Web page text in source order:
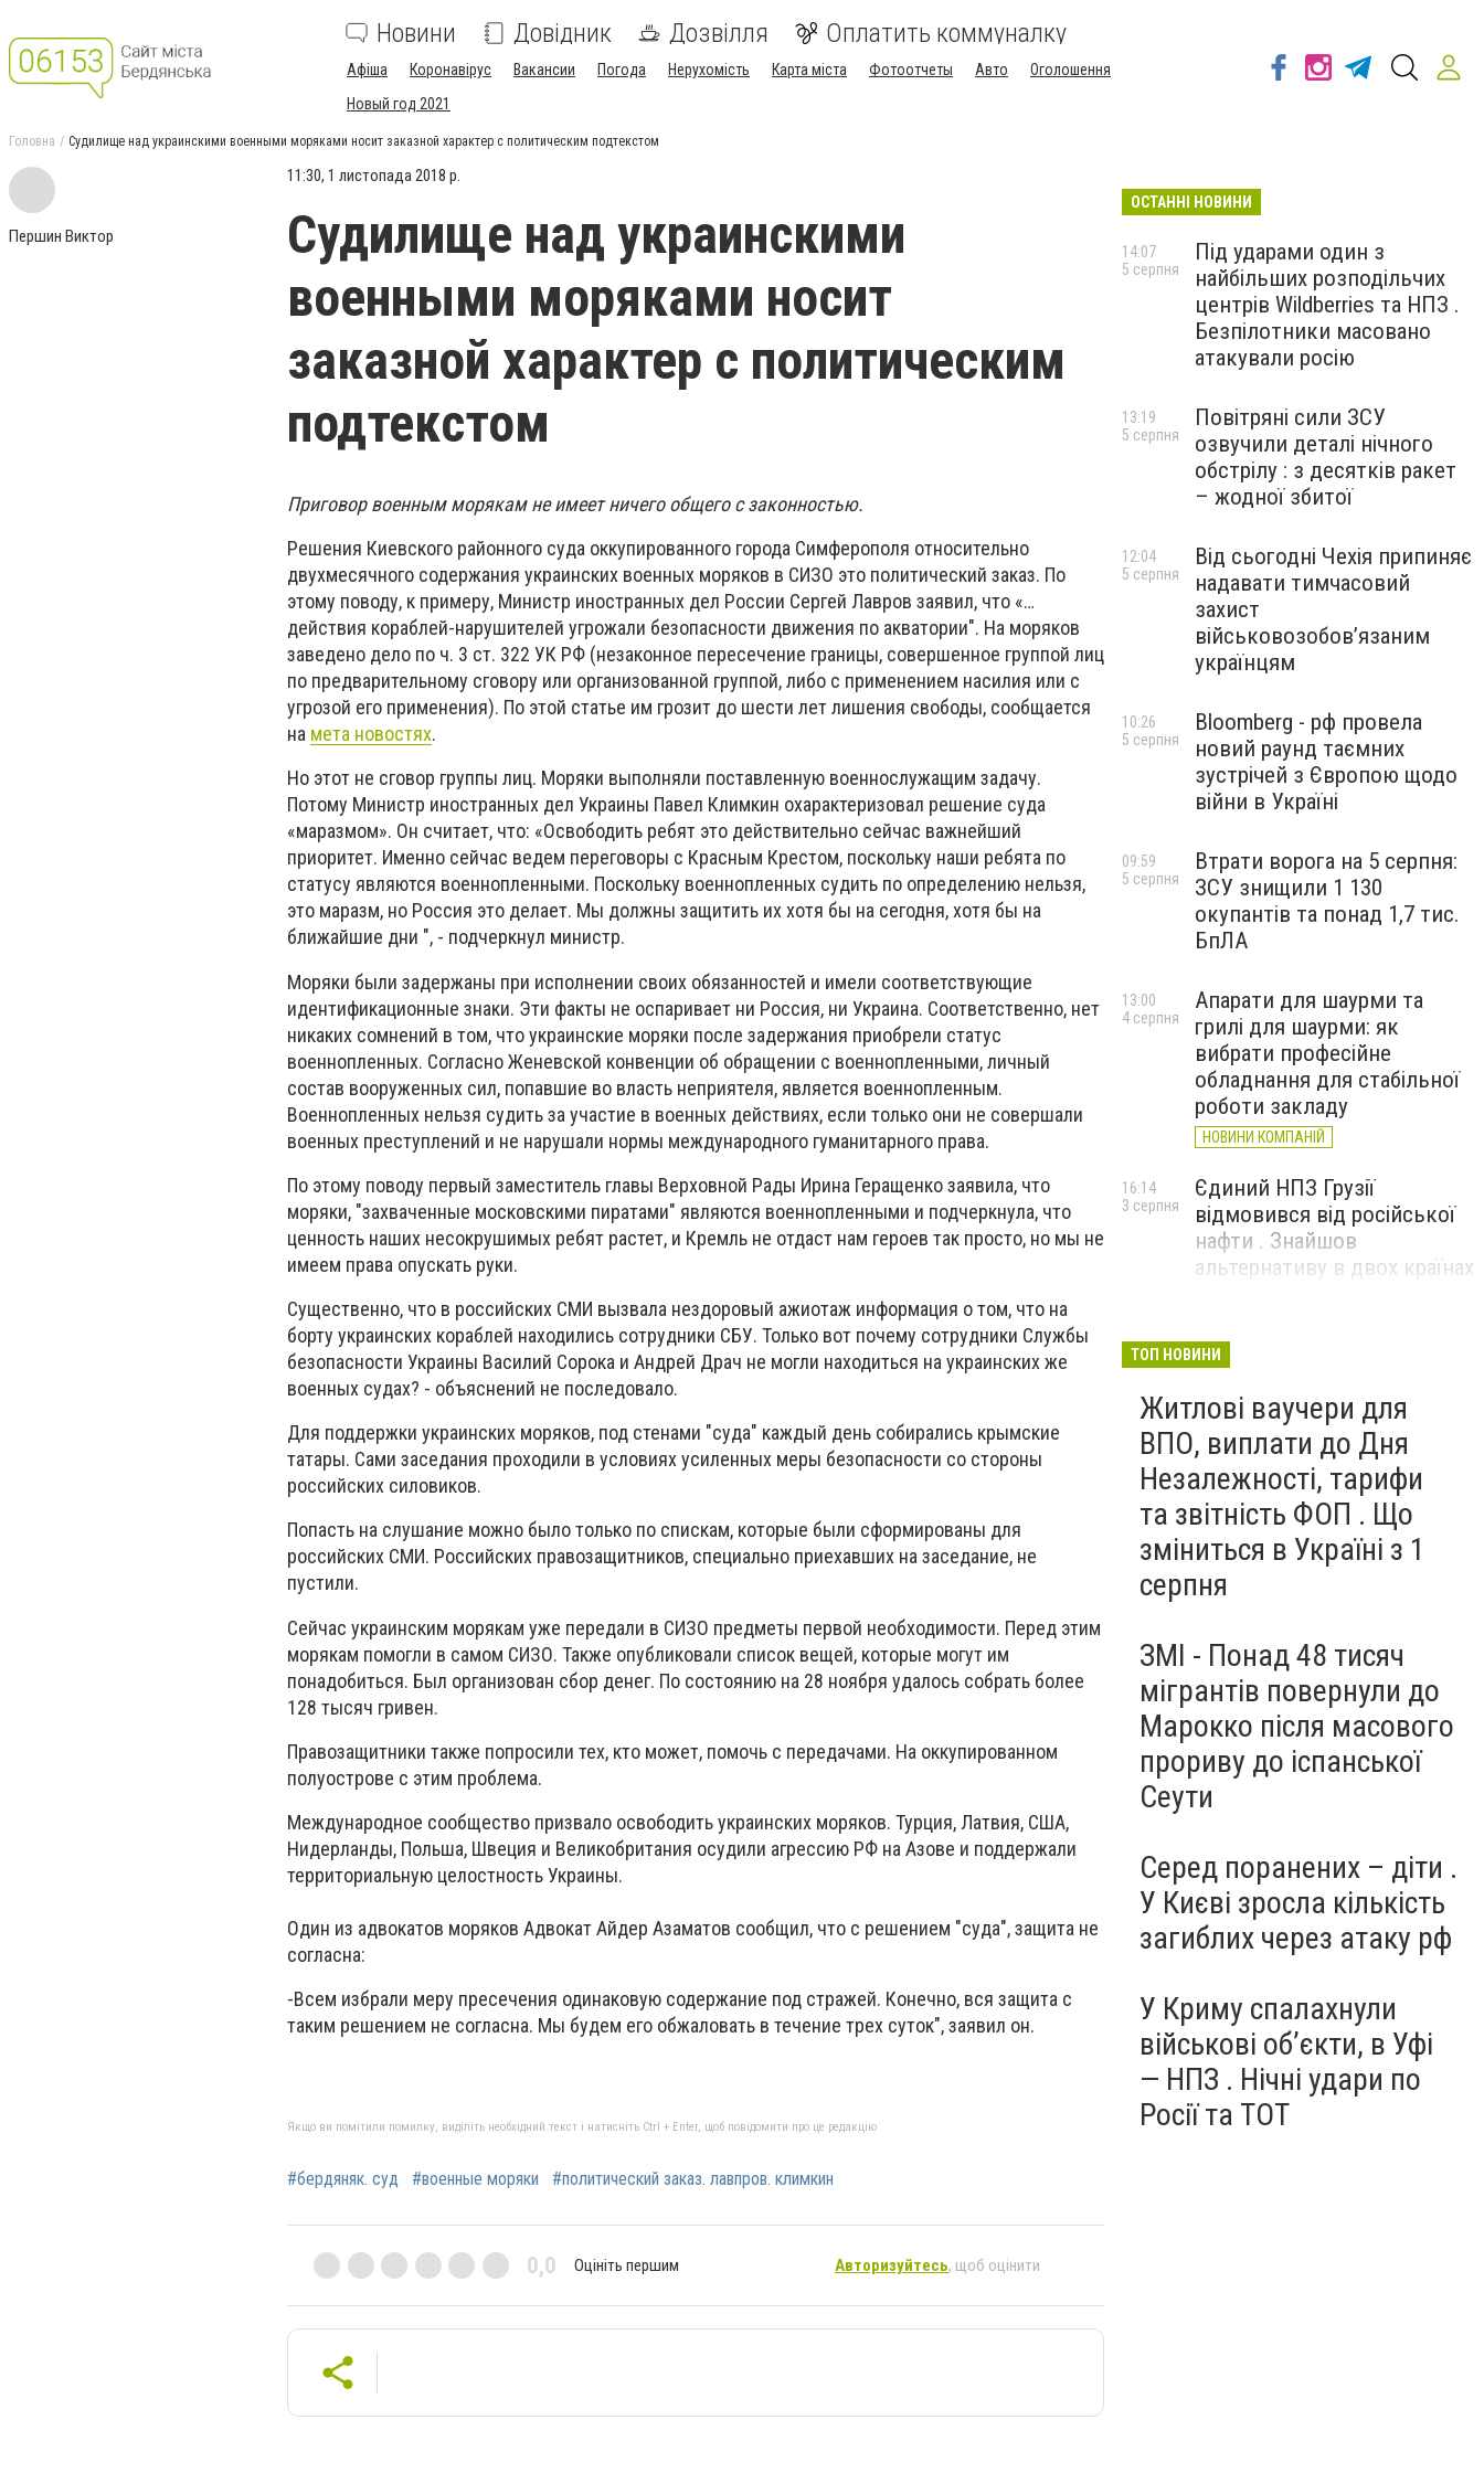
Новини Довідник Дозвілля Оплатить коммуналку
Афіша Коронавірус Вакансии Погода Нерухомість Карта міста Фотоотчеты Авто
Оголошення
Новый год 2021
Головна Судилище над украинскими военными моряками носит заказной характер с политическим подтекстом
Першин Виктор
11:30, 1 листопада 2018 р.
Судилище над украинскими
военными моряками носит
заказной характер с политическим
подтекстом
Приговор военным морякам не имеет ничего общего с законностью.
Решения Киевского районного суда оккупированного города Симферополя относительно
двухмесячного содержания украинских военных моряков в СИЗО это политический заказ. По
этому поводу, к примеру, Министр иностранных дел России Сергей Лавров заявил, что «…
действия кораблей-нарушителей угрожали безопасности движения по акватории". На моряков
заведено дело по ч. 3 ст. 322 УК РФ (незаконное пересечение границы, совершенное группой лиц
по предварительному сговору или организованной группой, либо с применением насилия или с
угрозой его применения). По этой статье им грозит до шести лет лишения свободы, сообщается
на мета новостях.
Но этот не сговор группы лиц. Моряки выполняли поставленную военнослужащим задачу.
Потому Министр иностранных дел Украины Павел Климкин охарактеризовал решение суда
«маразмом». Он считает, что: «Освободить ребят это действительно сейчас важнейший
приоритет. Именно сейчас ведем переговоры с Красным Крестом, поскольку наши ребята по
статусу являются военнопленными. Поскольку военнопленных судить по определению нельзя,
это маразм, но Россия это делает. Мы должны защитить их хотя бы на сегодня, хотя бы на
ближайшие дни ", - подчеркнул министр.
Моряки были задержаны при исполнении своих обязанностей и имели соответствующие
идентификационные знаки. Эти факты не оспаривает ни Россия, ни Украина. Соответственно, нет
никаких сомнений в том, что украинские моряки после задержания приобрели статус
военнопленных. Согласно Женевской конвенции об обращении с военнопленными, личный
состав вооруженных сил, попавшие во власть неприятеля, является военнопленным.
Военнопленных нельзя судить за участие в военных действиях, если только они не совершали
военных преступлений и не нарушали нормы международного гуманитарного права.
По этому поводу первый заместитель главы Верховной Рады Ирина Геращенко заявила, что
моряки, "захваченные московскими пиратами" являются военнопленными и подчеркнула, что
ценность наших несокрушимых ребят растет, и Кремль не отдаст нам героев так просто, но мы не
имеем права опускать руки.
Существенно, что в российских СМИ вызвала нездоровый ажиотаж информация о том, что на
борту украинских кораблей находились сотрудники СБУ. Только вот почему сотрудники Службы
безопасности Украины Василий Сорока и Андрей Драч не могли находиться на украинских же
военных судах? - объяснений не последовало.
Для поддержки украинских моряков, под стенами "суда" каждый день собирались крымские
татары. Сами заседания проходили в условиях усиленных меры безопасности со стороны
российских силовиков.
Попасть на слушание можно было только по спискам, которые были сформированы для
российских СМИ. Российских правозащитников, специально приехавших на заседание, не
пустили.
Сейчас украинским морякам уже передали в СИЗО предметы первой необходимости. Перед этим
морякам помогли в самом СИЗО. Также опубликовали список вещей, которые могут им
понадобиться. Был организован сбор денег. По состоянию на 28 ноября удалось собрать более
128 тысяч гривен.
Правозащитники также попросили тех, кто может, помочь с передачами. На оккупированном
полуострове с этим проблема.
Международное сообщество призвало освободить украинских моряков. Турция, Латвия, США,
Нидерланды, Польша, Швеция и Великобритания осудили агрессию РФ на Азове и поддержали
территориальную целостность Украины.
Один из адвокатов моряков Адвокат Айдер Азаматов сообщил, что с решением "суда", защита не
согласна:
-Всем избрали меру пресечения одинаковую содержание под стражей. Конечно, вся защита с
таким решением не согласна. Мы будем его обжаловать в течение трех суток", заявил он.
Якщо ви помітили помилку, виділіть необхідний текст і натисніть Ctrl + Enter, щоб повідомити про це редакцію
#бердяняк. суд #военные моряки #политический заказ. лавпров. климкин
0,0 Оцініть першим Авторизуйтесь, щоб оцінити
ОСТАННІ НОВИНИ
Під ударами один з
найбільших розподільчих
центрів Wildberries та НПЗ .
Безпілотники масовано
атакували росію
14:07
5 серпня
Повітряні сили ЗСУ
озвучили деталі нічного
обстрілу : з десятків ракет
– жодної збитої
13:19
5 серпня
Від сьогодні Чехія припиняє
надавати тимчасовий
захист
військовозобов’язаним
українцям
12:04
5 серпня
Bloomberg - рф провела
новий раунд таємних
зустрічей з Європою щодо
війни в Україні
10:26
5 серпня
Втрати ворога на 5 серпня:
ЗСУ знищили 1 130
окупантів та понад 1,7 тис.
БпЛА
09:59
5 серпня
Апарати для шаурми та
грилі для шаурми: як
вибрати професійне
обладнання для стабільної
роботи закладу
НОВИНИ КОМПАНІЙ
13:00
4 серпня
Єдиний НПЗ Грузії
відмовився від російської
нафти . Знайшов
альтернативу в двох країнах
16:14
3 серпня
ЗСУ на Wildberries . 200 млрд
рф
3 серпня
ТОП НОВИНИ
Житлові ваучери для
ВПО, виплати до Дня
Незалежності, тарифи
та звітність ФОП . Що
зміниться в Україні з 1
серпня
ЗМІ - Понад 48 тисяч
мігрантів повернули до
Марокко після масового
прориву до іспанської
Сеути
Серед поранених – діти .
У Києві зросла кількість
загиблих через атаку рф
У Криму спалахнули
військові об’єкти, в Уфі
— НПЗ . Нічні удари по
Росії та ТОТ